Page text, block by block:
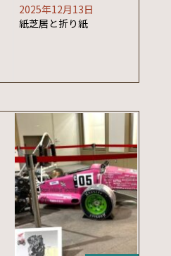
2025年12月13日
紙芝居と折り紙